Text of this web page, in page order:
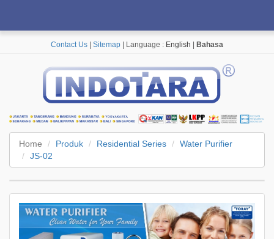
Contact Us Sitemap | Language : English Bahasa
Home Produk Residential Series
Water Purifier
JS-02